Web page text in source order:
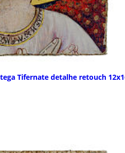
Tifernate detalhe retouch